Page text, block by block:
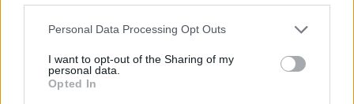
Personal Data Processing Opt Outs
I want to opt-out of the Sharing of my
personal data.
Opted In
Weboldal:
Bemutatkozás: Magas színvonalú festmények és műtárgyak,
bútorok, szőnyegek, üveg, porcelán és ezüst tárgyak, ékszerek,